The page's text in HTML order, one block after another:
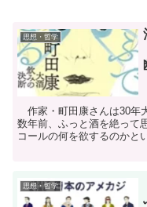
思想・哲学
作家・町田康さんは30年
数年前、ふっと酒を絶っ
コールの何を欲するのかと
思想・哲学